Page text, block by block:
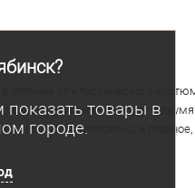
товары в
городе.
от классического
приталенный силуэт с
выглядит интересно, а